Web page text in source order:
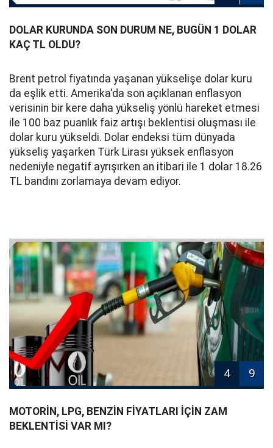
DOLAR KURUNDA SON DURUM NE, BUGÜN 1 DOLAR
KAÇ TL OLDU?
Brent petrol fiyatında yaşanan yükselişe dolar kuru
da eşlik etti. Amerika'da son açıklanan enflasyon
verisinin bir kere daha yükseliş yönlü hareket etmesi
ile 100 baz puanlık faiz artışı beklentisi oluşması ile
dolar kuru yükseldi. Dolar endeksi tüm dünyada
yükseliş yaşarken Türk Lirası yüksek enflasyon
nedeniyle negatif ayrışırken an itibari ile 1 dolar 18.26
TL bandını zorlamaya devam ediyor.
4 9
MOTORİN, LPG, BENZİN FİYATLARI İÇİN ZAM
BEKLENTİSİ VAR MI?